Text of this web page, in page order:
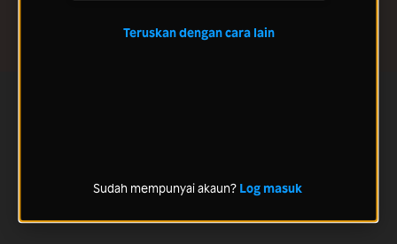
Teruskan dengan cara lain
Sudah mempunyai akaun? Log masuk